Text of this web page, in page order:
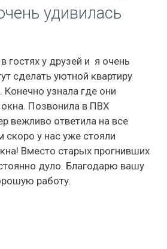
удивилась
у друзей и я очень
сделать уютной квартиру
Конечно узнала где они
Позвонила в ПВХ
вежливо ответила на все
у нас уже стояли
Вместо старых прогнивших
дуло. Благодарю вашу
работу.